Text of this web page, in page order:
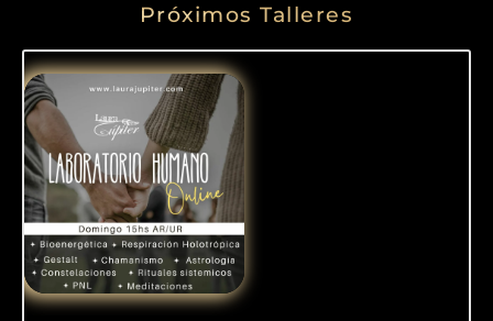
Próximos Talleres